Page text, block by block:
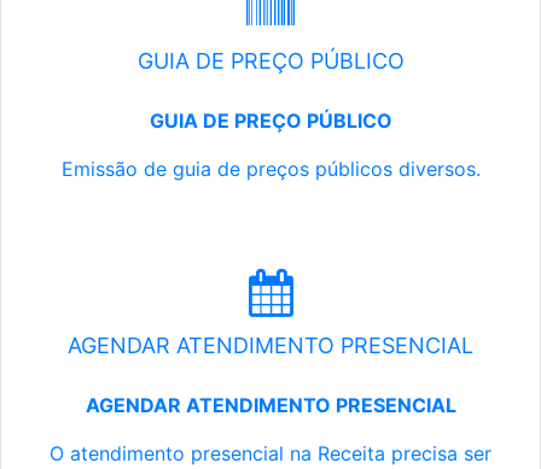
GUIA DE PREÇO PÚBLICO
GUIA DE PREÇO PÚBLICO
Emissão de guia de preços públicos diversos.
AGENDAR ATENDIMENTO PRESENCIAL
AGENDAR ATENDIMENTO PRESENCIAL
O atendimento presencial na Receita precisa ser